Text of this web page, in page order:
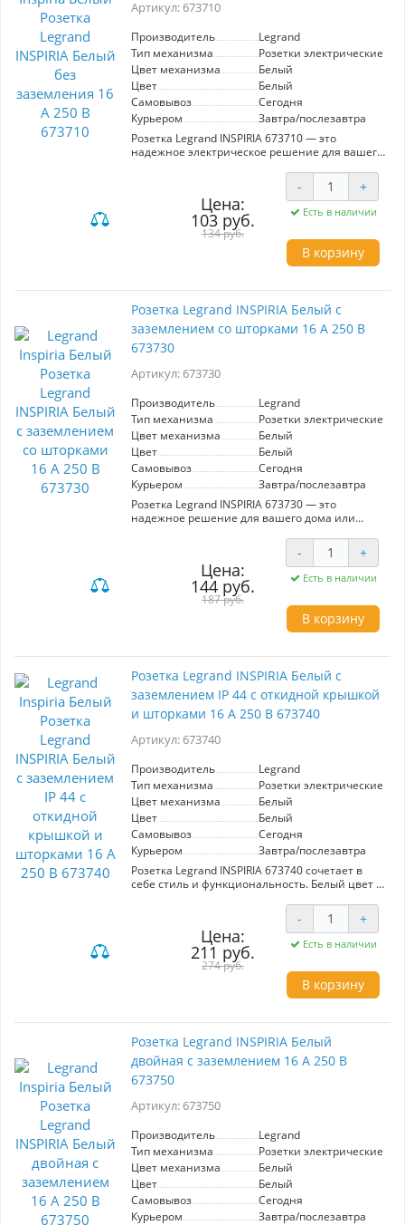
Артикул: 673710
Производитель
Legrand
Тип механизма
Розетки электрические
Цвет механизма
Белый
Цвет
Белый
Самовывоз
Сегодня
Курьером
Завтра/послезавтра
Розетка Legrand INSPIRIA 673710 — это
надежное электрическое решение для вашего
подходит для стандартных нагрузок до 16 А и
напряжения 250 В. Отсутствие заземления
делает её идеальной для использования в
помещениях, где заземление не требуется.
Инновационный дизайн линейки INSPIRIA от
Legrand обеспечивает лёгкую установку и
гармоничное сочетание с любым интерьером.
Цена:
103 руб.
134 руб.
- +
Есть в наличии
В корзину
Розетка Legrand INSPIRIA Белый с
заземлением со шторками 16 А 250 В
673730
Артикул: 673730
Производитель
Legrand
Тип механизма
Розетки электрические
Цвет механизма
Белый
Цвет
Белый
Самовывоз
Сегодня
Курьером
Завтра/послезавтра
Розетка Legrand INSPIRIA 673730 — это
надежное решение для вашего дома или
цвете, оснащено заземлением и шторками
для дополнительной безопасности.
Поддерживает ток до 16 А и напряжение 250 В,
что обеспечивает стабильную и безопасную
работу электроприборов. Элегантный дизайн
и высокое качество исполнения делают эту
розетку идеальным выбором для современных
Цена:
144 руб.
187 руб.
- +
Есть в наличии
В корзину
Розетка Legrand INSPIRIA Белый с
заземлением IP 44 с откидной крышкой
и шторками 16 А 250 В 673740
Артикул: 673740
Производитель
Legrand
Тип механизма
Розетки электрические
Цвет механизма
Белый
Цвет
Белый
Самовывоз
Сегодня
Курьером
Завтра/послезавтра
Розетка Legrand INSPIRIA 673740 сочетает в
себе стиль и функциональность. Белый цвет и
любого интерьера. Модель оснащена
заземлением, что обеспечивает безопасность,
а степень защиты IP 44 позволяет
использовать её в помещениях с повышенной
влажностью. Откидная крышка и шторки
предотвращают попадание пыли и влаги, а
номинал 16 А 250 В гарантирует надежную
Цена:
211 руб.
274 руб.
- +
Есть в наличии
В корзину
Розетка Legrand INSPIRIA Белый
двойная с заземлением 16 А 250 В
673750
Артикул: 673750
Производитель
Legrand
Тип механизма
Розетки электрические
Цвет механизма
Белый
Цвет
Белый
Самовывоз
Сегодня
Курьером
Завтра/послезавтра